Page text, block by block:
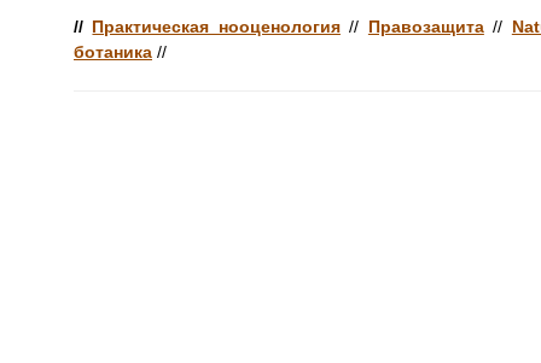
// Практическая нооценология // Правозащита//
ботаника //